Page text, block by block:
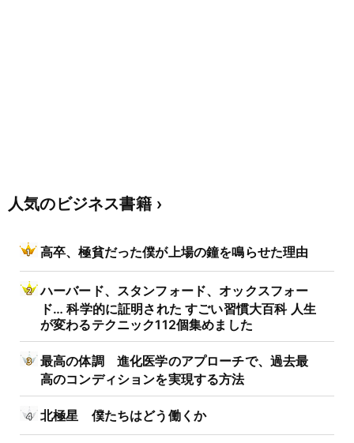
人気のビジネス書籍
高卒、極貧だった僕が上場の鐘を鳴らせた理由
ハーバード、スタンフォード、オックスフォー
ド… 科学的に証明された すごい習慣大百科 人生
が変わるテクニック112個集めました
最高の体調 進化医学のアプローチで、過去最
高のコンディションを実現する方法
北極星 僕たちはどう働くか